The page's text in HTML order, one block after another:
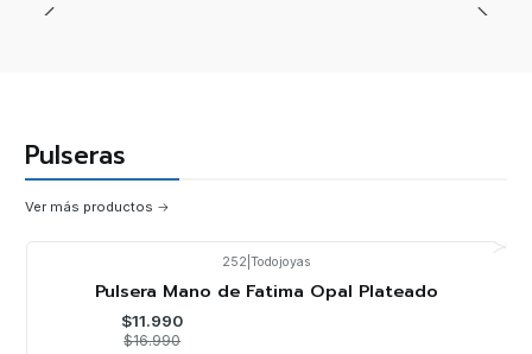
Pulseras
Ver más productos
252 Todojoyas
Pulsera Mano de Fatima Opal Plateado
$11.990
$16.990